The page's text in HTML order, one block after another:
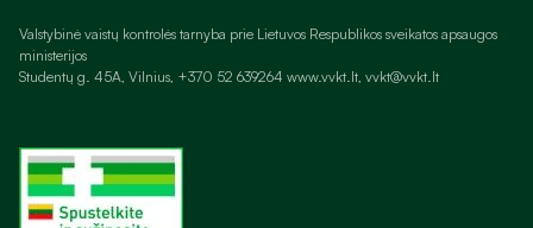
Valstybinė vaistų kontrolės tarnyba prie Lietuvos Respublikos sveikatos apsaugos
ministerijos
Studentų g. 45A, Vilnius, +370 52 639264 www.vvkt.lt, vvkt@vvkt.lt